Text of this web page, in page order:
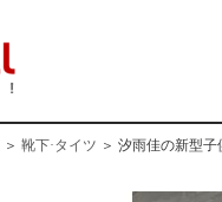
＞ 靴下·タイツ ＞ 汐雨佳の新型子